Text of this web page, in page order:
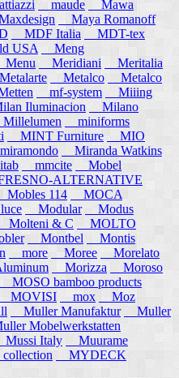
maude
Mawa
Maya Romanoff
MDF Italia
MDT-tex
USA
Meng
Menu Meridiani
Meritalia
Metalco
Metalco
mf-system
Miiing
Iluminacion
Milano
miniforms
MINT Furniture
MIO
Miranda Watkins
mmcite
Mobel
ALTERNATIVE
Mobles 114
MOCA
Modular
Modus
Molteni & C
MOLTO
Montbel
Montis
more Moree
Morelato
Morizza
Moroso
MOSO bamboo products
MOVISI mox
Moz
Muller Manufaktur
Muller
Mobelwerkstatten
Mussi Italy
Muurame
MYDECK